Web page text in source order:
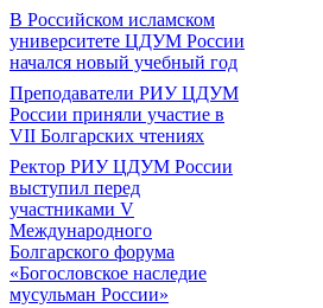
В Российском исламском
университете ЦДУМ России
начался новый учебный год
Преподаватели РИУ ЦДУМ
России приняли участие в
VII Болгарских чтениях
Ректор РИУ ЦДУМ России
выступил перед
участниками V
Международного
Болгарского форума
«Богословское наследие
мусульман России»